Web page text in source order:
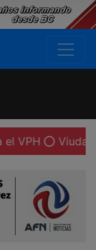
Viuda de